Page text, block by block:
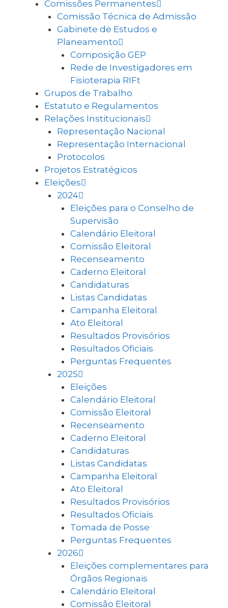
Comissões Permanentes
Comissão Técnica de Admissão
Gabinete de Estudos e
Planeamento
Composição GEP
Rede de Investigadores em
Fisioterapia RIFt
Grupos de Trabalho
Estatuto e Regulamentos
Relações Institucionais
Representação Nacional
Representação Internacional
Protocolos
Projetos Estratégicos
Eleições
2024
Eleições para o Conselho de
Supervisão
Calendário Eleitoral
Comissão Eleitoral
Recenseamento
Caderno Eleitoral
Candidaturas
Listas Candidatas
Campanha Eleitoral
Ato Eleitoral
Resultados Provisórios
Resultados Oficiais
Perguntas Frequentes
2025
Eleições
Calendário Eleitoral
Comissão Eleitoral
Recenseamento
Caderno Eleitoral
Candidaturas
Listas Candidatas
Campanha Eleitoral
Ato Eleitoral
Resultados Provisórios
Resultados Oficiais
Tomada de Posse
Perguntas Frequentes
2026
Eleições complementares para
Órgãos Regionais
Calendário Eleitoral
Comissão Eleitoral